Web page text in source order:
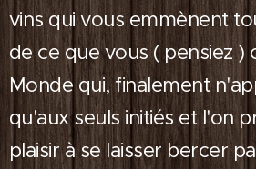
vins qui vous emmènent
de ce que vous ( pensiez )
Monde qui, finalement
qu'aux seuls initiés et l'on
plaisir à se laisser bercer